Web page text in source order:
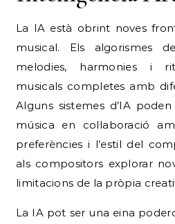
La IA està obrint noves
musical. Els algorismes
melodies, harmonies i
musicals completes amb
Alguns sistemes d’IA
música en col·laboració
preferències i l’estil del
als compositors explorar
limitacions de la pròpia
La IA pot ser una eina